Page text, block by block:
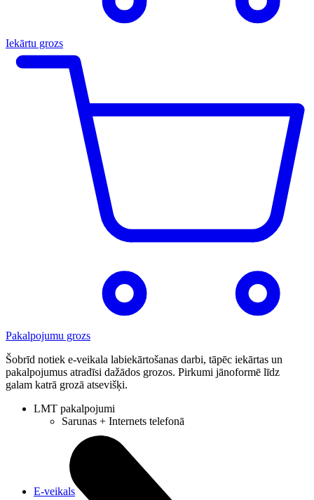
Iekārtu grozs
Pakalpojumu grozs
Šobrīd notiek e-veikala labiekārtošanas darbi, tāpēc iekārtas un
pakalpojumus atradīsi dažādos grozos. Pirkumi jānoformē līdz
galam katrā grozā atsevišķi.
LMT pakalpojumi
Sarunas + Internets telefonā
E-veikals